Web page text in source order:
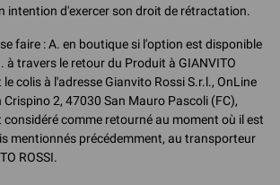
intention d'exercer son droit de rétractation.
faire : A. en boutique si l'option est disponible
à travers le retour du Produit à GIANVITO
le colis à l'adresse Gianvito Rossi S.r.l., OnLine
Crispino 2, 47030 San Mauro Pascoli (FC),
considéré comme retourné au moment où il est
mentionnés précédemment, au transporteur
ROSSI.